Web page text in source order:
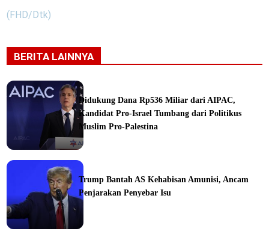
(FHD/Dtk)
BERITA LAINNYA
Didukung Dana Rp536 Miliar dari AIPAC,
Kandidat Pro-Israel Tumbang dari Politikus
Muslim Pro-Palestina
Trump Bantah AS Kehabisan Amunisi, Ancam
Penjarakan Penyebar Isu